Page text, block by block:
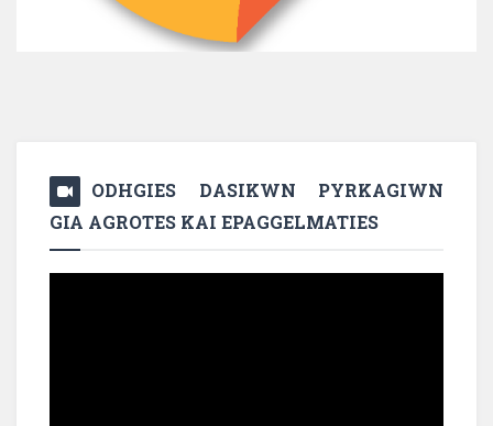
ODHGIES DASIKWN PYRKAGIWN
GIA AGROTES KAI EPAGGELMATIES